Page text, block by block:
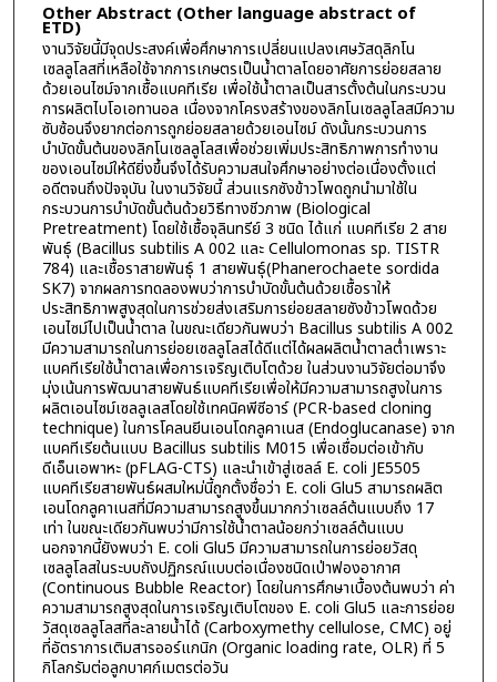
Other Abstract (Other language abstract of
ETD)
งานวิจัยนี้มีจุดประสงค์เพื่อศึกษาการเปลี่ยนแปลงเศษวัสดุลิกโน
เซลลูโลสที่เหลือใช้จากการเกษตรเป็นน้ำตาลโดยอาศัยการย่อยสลาย
ด้วยเอนไซม์จากเชื้อแบคทีเรีย เพื่อใช้น้ำตาลเป็นสารตั้งต้นในกระบวน
การผลิตไบโอเอทานอล เนื่องจากโครงสร้างของลิกโนเซลลูโลสมีความ
ซับซ้อนจึงยากต่อการถูกย่อยสลายด้วยเอนไซม์ ดังนั้นกระบวนการ
บำบัดขั้นต้นของลิกโนเซลลูโลสเพื่อช่วยเพิ่มประสิทธิภาพการทำงาน
ของเอนไซม์ให้ดียิ่งขึ้นจึงได้รับความสนใจศึกษาอย่างต่อเนื่องตั้งแต่
อดีตจนถึงปัจจุบัน ในงานวิจัยนี้ ส่วนแรกซังข้าวโพดถูกนำมาใช้ใน
กระบวนการบำบัดขั้นต้นด้วยวิธีทางชีวภาพ (Biological
Pretreatment) โดยใช้เชื้อจุลินทรีย์ 3 ชนิด ได้แก่ แบคทีเรีย 2 สาย
พันธุ์ (Bacillus subtilis A 002 และ Cellulomonas sp. TISTR
784) และเชื้อราสายพันธุ์ 1 สายพันธุ์(Phanerochaete sordida
SK7) จากผลการทดลองพบว่าการบำบัดขั้นต้นด้วยเชื้อราให้
ประสิทธิภาพสูงสุดในการช่วยส่งเสริมการย่อยสลายซังข้าวโพดด้วย
เอนไซม์ไปเป็นน้ำตาล ในขณะเดียวกันพบว่า Bacillus subtilis A 002
มีความสามารถในการย่อยเซลลูโลสได้ดีแต่ได้ผลผลิตน้ำตาลต่ำเพราะ
แบคทีเรียใช้น้ำตาลเพื่อการเจริญเติบโตด้วย ในส่วนงานวิจัยต่อมาจึง
มุ่งเน้นการพัฒนาสายพันธ์แบคทีเรียเพื่อให้มีความสามารถสูงในการ
ผลิตเอนไซม์เซลลูเลสโดยใช้เทคนิคพีซีอาร์ (PCR-based cloning
technique) ในการโคลนยีนเอนโดกลูคาเนส (Endoglucanase) จาก
แบคทีเรียต้นแบบ Bacillus subtilis M015 เพื่อเชื่อมต่อเข้ากับ
ดีเอ็นเอพาหะ (pFLAG-CTS) และนำเข้าสู่เซลล์ E. coli JE5505
แบคทีเรียสายพันธ์ผสมใหม่นี้ถูกตั้งชื่อว่า E. coli Glu5 สามารถผลิต
เอนโดกลูคาเนสที่มีความสามารถสูงขึ้นมากกว่าเซลล์ต้นแบบถึง 17
เท่า ในขณะเดียวกันพบว่ามีการใช้น้ำตาลน้อยกว่าเซลล์ต้นแบบ
นอกจากนี้ยังพบว่า E. coli Glu5 มีความสามารถในการย่อยวัสดุ
เซลลูโลสในระบบถังปฏิกรณ์แบบต่อเนื่องชนิดเป่าฟองอากาศ
(Continuous Bubble Reactor) โดยในการศึกษาเบื้องต้นพบว่า ค่า
ความสามารถสูงสุดในการเจริญเติบโตของ E. coli Glu5 และการย่อย
วัสดุเซลลูโลสที่ละลายน้ำได้ (Carboxymethy cellulose, CMC) อยู่
ที่อัตราการเติมสารออร์แกนิก (Organic loading rate, OLR) ที่ 5
กิโลกรัมต่อลูกบาศก์เมตรต่อวัน